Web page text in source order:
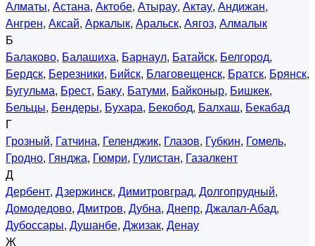
Алматы, Астана, Актобе, Атырау, Актау, Андижан,
Ангрен, Аксай, Аркалык, Аральск, Аягоз, Алмалык
Б
Балаково, Балашиха, Барнаул, Батайск, Белгород,
Бердск, Березники, Бийск, Благовещенск, Братск, Брянск,
Бугульма, Брест, Баку, Батуми, Байконыр, Бишкек,
Бельцы, Бендеры, Бухара, Бекобод, Балхаш, Бекабад
Г
Грозный, Гатчина, Геленджик, Глазов, Губкин, Гомель,
Гродно, Гянджа, Гюмри, Гулистан, Газалкент
Д
Дербент, Дзержинск, Димитровград, Долгопрудный,
Домодедово, Дмитров, Дубна, Днепр, Джалал-Абад,
Дубоссары, Душанбе, Джизак, Денау
Ж